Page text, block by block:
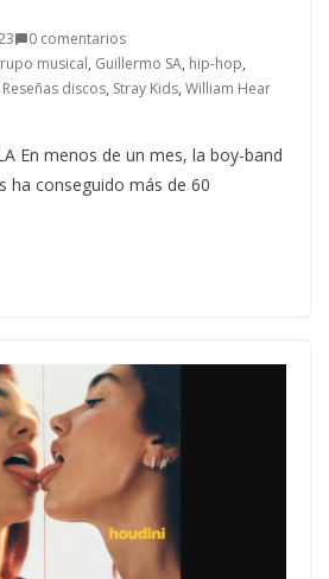
0 comentarios
musical, Guillermo SA, hip-hop,
Reseñas discos, Stray Kids, William Hear
En menos de un mes, la boy-band
ha conseguido más de 60